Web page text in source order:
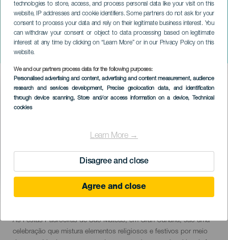
technologies to store, access, and process personal data like your visit on this
website, IP addresses and cookie identifiers. Some partners do not ask for your
consent to process your data and rely on their legitimate business interest. You
can withdraw your consent or object to data processing based on legitimate
interest at any time by clicking on “Learn More” or in our Privacy Policy on this
website.
We and our partners process data for the following purposes:
Personalised advertising and content, advertising and content measurement, audience
research and services development, Precise geolocation data, and identification
through device scanning, Store and/or access information on a device, Technical
cookies
Learn More →
Disagree and close
Agree and close
Festas Padroeiras de San
Mateo
GRÃ-CANÁRIA
Imagen
Listado
September 2026
Descripción
del
As Festas Padroeiras de São Mateus, em Gran Canaria, são uma
celebração que mistura elementos religiosos e festivos por meio